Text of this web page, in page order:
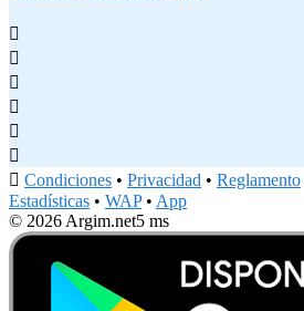






 Condiciones • Privacidad • Reglamento
Estadísticas • WAP• App
© 2026 Argim.net5 ms